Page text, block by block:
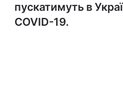
пускатимуть в
COVID-19.